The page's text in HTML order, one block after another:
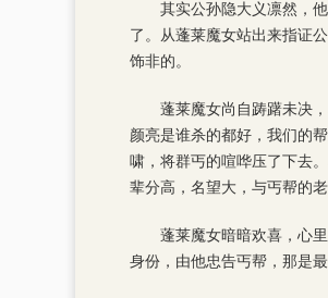
其实公孙隐大义凛然，
了。从蓬莱魔女站出来指证
饰非的。
蓬莱魔女尚自踌躇未决
颜亮是谁杀的都好，我们的
啸，将群丐的喧哗压了下去
辈分高，名望大，与丐帮的
蓬莱魔女暗暗欢喜，心
身份，由他忠告丐帮，那是